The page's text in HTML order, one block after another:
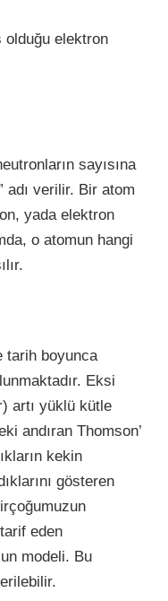
olduğu elektron
sayısına
adı verilir. Bir atom
yada elektron
o atomun hangi
tarih boyunca
Eksi
artı yüklü kütle
andıran Thomson’
kekin
gösteren
eden
modeli. Bu